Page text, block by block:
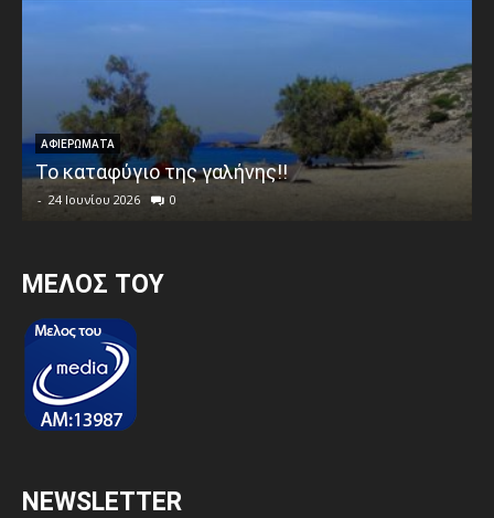
ΑΦΙΕΡΩΜΑΤΑ
Το καταφύγιο της γαλήνης!!
- 24 Ιουνίου 2026 0
MEΛΟΣ ΤΟΥ
NEWSLETTER